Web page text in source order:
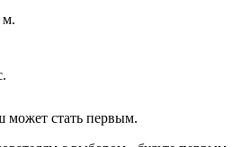
м.
стать первым.